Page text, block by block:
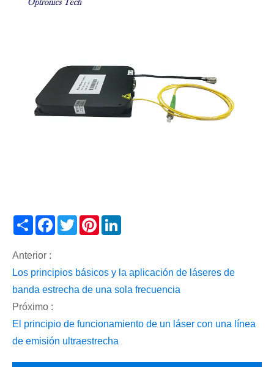
Share Facebook
TwitterPinterest
Anterior :
Los principios básicos y la aplicación de láseres de
banda estrecha de una sola frecuencia
Próximo :
El principio de funcionamiento de un láser con una línea
de emisión ultraestrecha